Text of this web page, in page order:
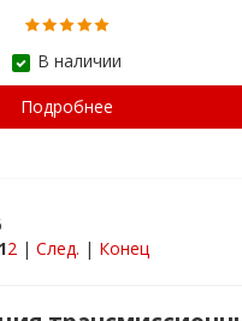
В наличии
Подробнее
12 | След. | Конец